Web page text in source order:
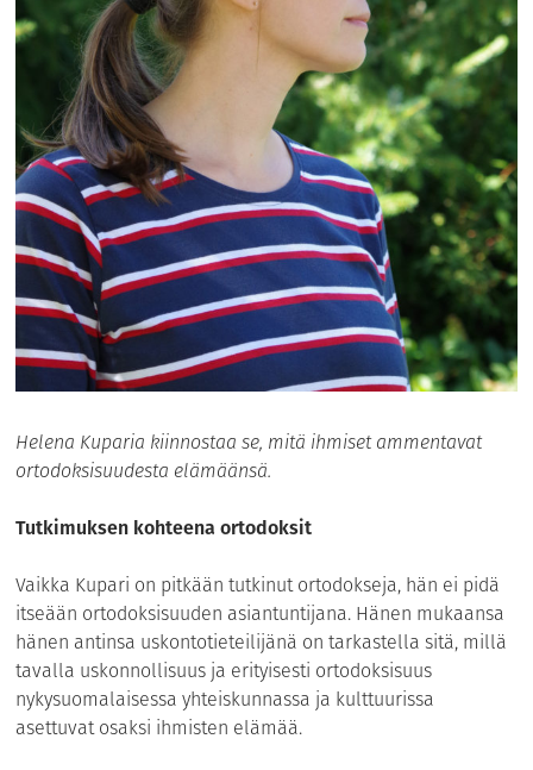
Helena Kuparia kiinnostaa se, mitä ihmiset ammentavat
ortodoksisuudesta elämäänsä.
Tutkimuksen kohteena ortodoksit
Vaikka Kupari on pitkään tutkinut ortodokseja, hän ei pidä
itseään ortodoksisuuden asiantuntijana. Hänen mukaansa
hänen antinsa uskontotieteilijänä on tarkastella sitä, millä
tavalla uskonnollisuus ja erityisesti ortodoksisuus
nykysuomalaisessa yhteiskunnassa ja kulttuurissa
asettuvat osaksi ihmisten elämää.